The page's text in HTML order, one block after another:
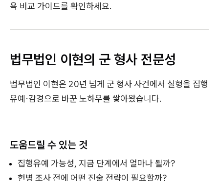
욕 비교 가이드를 확인하세요.
법무법인 이현의 군 형사 전문성
법무법인 이현은 20년 넘게 군 형사 사건에서 실형을 집행
유예·감경으로 바꾼 노하우를 쌓아왔습니다.
도움드릴 수 있는 것
집행유예 가능성, 지금 단계에서 얼마나 될까?
헌병 조사 전에 어떤 진술 전략이 필요할까?